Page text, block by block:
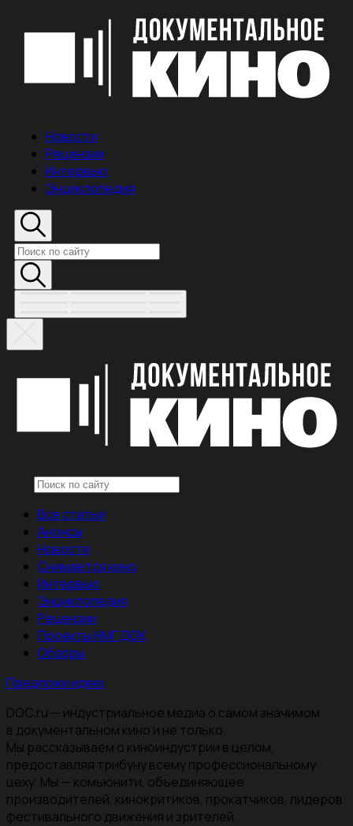
Новости
Рецензии
Интервью
Энциклопедия
Все статьи
Анонсы
Новости
Снимается кино
Интервью
Энциклопедия
Рецензии
Проекты НМГ ДОК
Обзоры
Предложи идею
DOC.ru — индустриальное медиа о самом значимом
в документальном кино и не только.
Мы рассказываем о киноиндустрии в целом,
предоставляя трибуну всему профессиональному
цеху. Мы — комьюнити, объединяющее
производителей, кинокритиков, прокатчиков, лидеров
фестивального движения и зрителей.